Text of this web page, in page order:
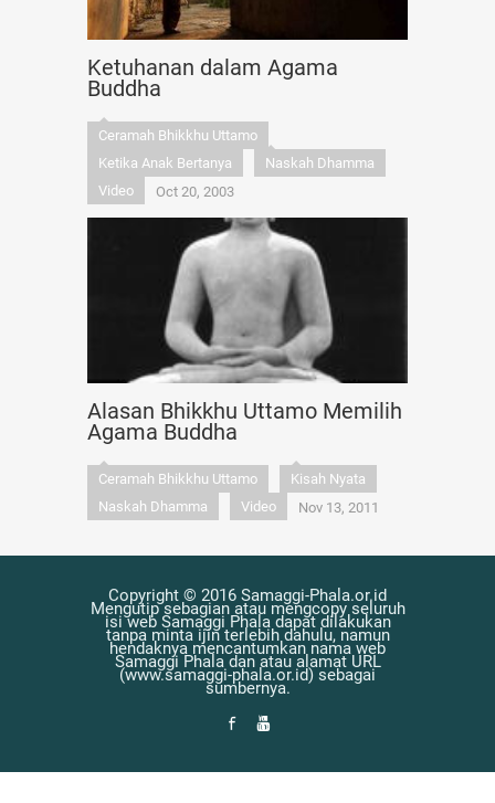
Ketuhanan dalam Agama
Buddha
Ceramah Bhikkhu Uttamo
Ketika Anak Bertanya
Naskah Dhamma
Video
Oct 20, 2003
Alasan Bhikkhu Uttamo Memilih
Agama Buddha
Ceramah Bhikkhu Uttamo
Kisah Nyata
Naskah Dhamma
Video Nov 13, 2011
Copyright © 2016 Samaggi-Phala.or.id
Mengutip sebagian atau mengcopy seluruh
isi web Samaggi Phala dapat dilakukan
tanpa minta ijin terlebih dahulu, namun
hendaknya mencantumkan nama web
Samaggi Phala dan atau alamat URL
(www.samaggi-phala.or.id) sebagai
sumbernya.